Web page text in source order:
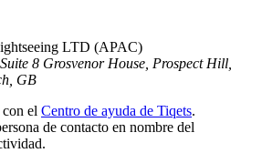
LTD (APAC)
8 Grosvenor House, Prospect Hill,
GB
el Centro de ayuda de Tiqets.
de contacto en nombre del